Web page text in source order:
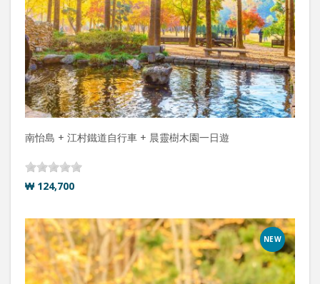
南怡島 + 江村鐵道自行車 + 晨靈樹木園一日遊
₩ 124,700
NEW